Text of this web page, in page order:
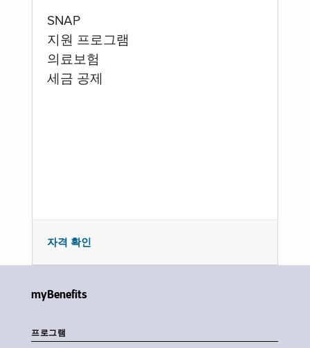
SNAP
지원 프로그램
의료보험
세금 공제
자격 확인
myBenefits
프로그램